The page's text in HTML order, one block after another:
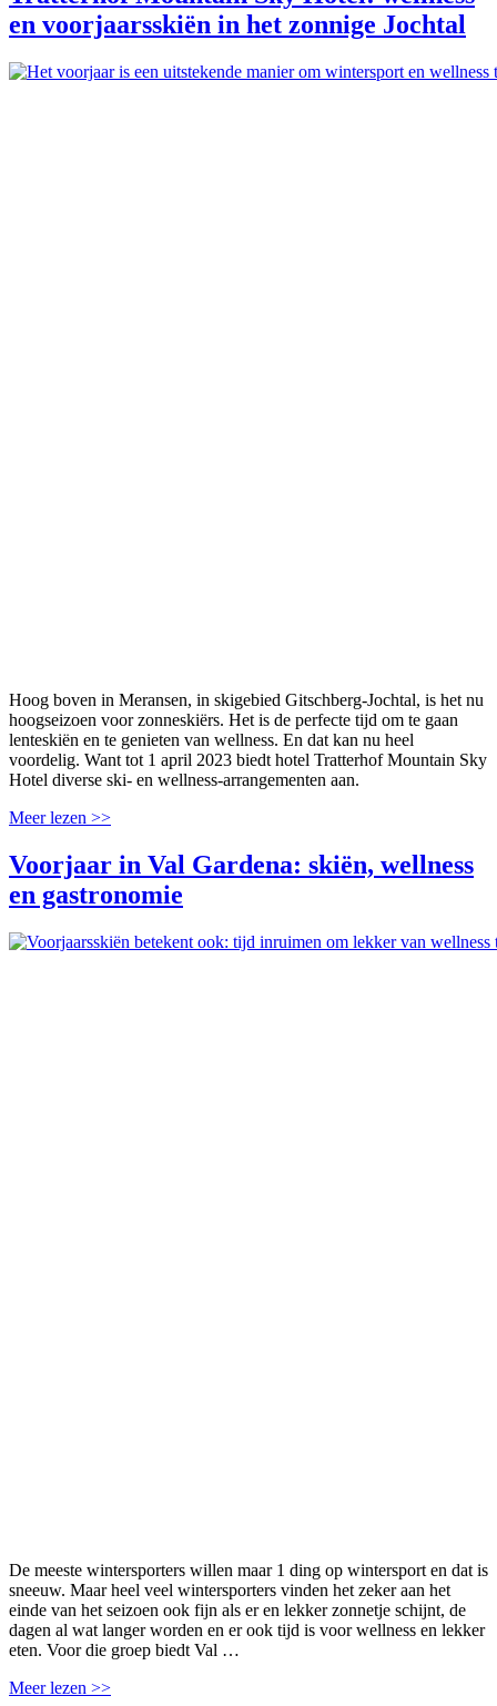
en voorjaarsskiën in het zonnige Jochtal
Hoog boven in Meransen, in skigebied Gitschberg-Jochtal, is het nu
hoogseizoen voor zonneskiërs. Het is de perfecte tijd om te gaan
lenteskiën en te genieten van wellness. En dat kan nu heel
voordelig. Want tot 1 april 2023 biedt hotel Tratterhof Mountain Sky
Hotel diverse ski- en wellness-arrangementen aan.
Meer lezen >>
Voorjaar in Val Gardena: skiën, wellness
en gastronomie
De meeste wintersporters willen maar 1 ding op wintersport en dat is
sneeuw. Maar heel veel wintersporters vinden het zeker aan het
einde van het seizoen ook fijn als er en lekker zonnetje schijnt, de
dagen al wat langer worden en er ook tijd is voor wellness en lekker
eten. Voor die groep biedt Val …
Meer lezen >>